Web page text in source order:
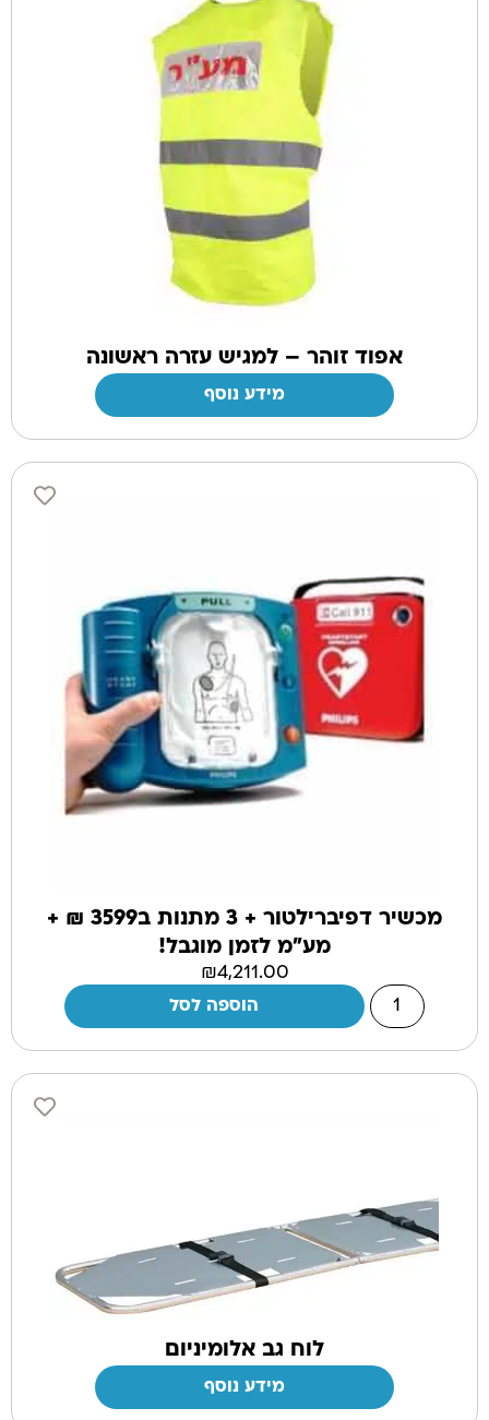
אפוד זוהר – למגיש עזרה ראשונה
מידע נוסף
מכשיר דפיברילטור + 3 מתנות ב3599 ₪ +
מע"מ לזמן מוגבל!
₪4,211.00
הוספה לסל
לוח גב אלומיניום
מידע נוסף